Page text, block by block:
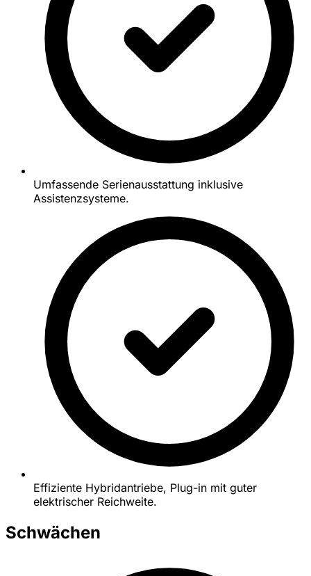
Umfassende Serienausstattung inklusive
Assistenzsysteme.
Effiziente Hybridantriebe, Plug-in mit guter
elektrischer Reichweite.
Schwächen